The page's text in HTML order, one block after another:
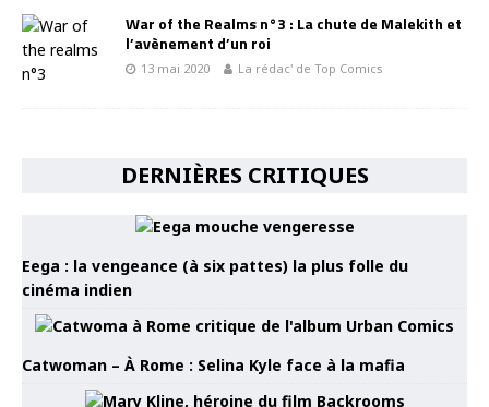
War of the Realms n°3 : La chute de Malekith et
l’avènement d’un roi
13 mai 2020 La rédac' de Top Comics
DERNIÈRES CRITIQUES
Eega : la vengeance (à six pattes) la plus folle du
cinéma indien
Catwoman – À Rome : Selina Kyle face à la mafia